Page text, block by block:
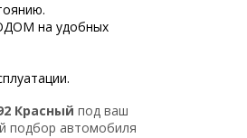
на удобных
Красный под ваш
подбор автомобиля